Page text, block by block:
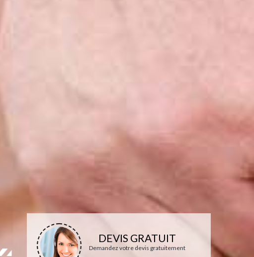
DEVIS GRATUIT
Demandez votre devis gratuitement